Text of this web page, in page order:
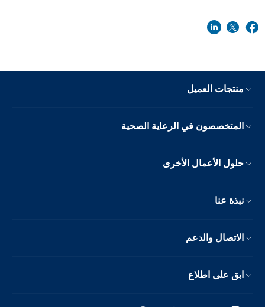
منتجات العميل
المتخصصون في الرعاية الصحية
حلول الأعمال الأخرى
نبذة عنا
الاتصال والدعم
ابق على اطلاع